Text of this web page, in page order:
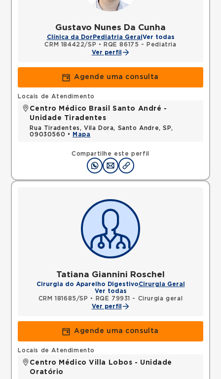
Gustavo Nunes Da Cunha
Clínica da Dor Pediatria Geral Ver todas
CRM 184422/SP •
RQE 86175 - Pediatria
Ver perfil
Agende uma consulta
Compartilhe este perfil
Locais de Atendimento
Centro Médico Brasil Santo André -
Unidade Tiradentes
Rua Tiradentes, Vila Dora, Santo Andre, SP,
09030560 •
Mapa
Tatiana Giannini Roschel
Cirurgia do Aparelho DigestivoCirurgia Geral
Ver todas
CRM 181685/SP •
RQE 79931 - Cirurgia geral
Ver perfil
Agende uma consulta
Locais de Atendimento
Centro Médico Villa Lobos - Unidade
Oratório